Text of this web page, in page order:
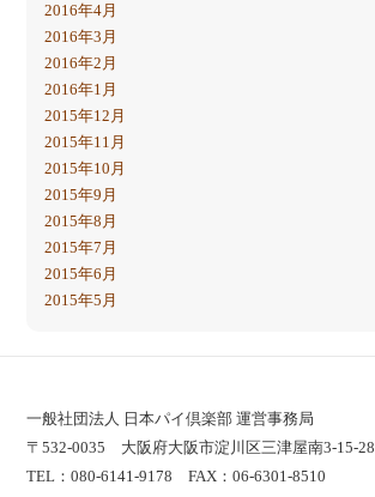
2016年4月
2016年3月
2016年2月
2016年1月
2015年12月
2015年11月
2015年10月
2015年9月
2015年8月
2015年7月
2015年6月
2015年5月
一般社団法人 日本パイ倶楽部 運営事務局
〒532-0035 大阪府大阪市淀川区三津屋南3-15-28
TEL：080-6141-9178 FAX：06-6301-8510